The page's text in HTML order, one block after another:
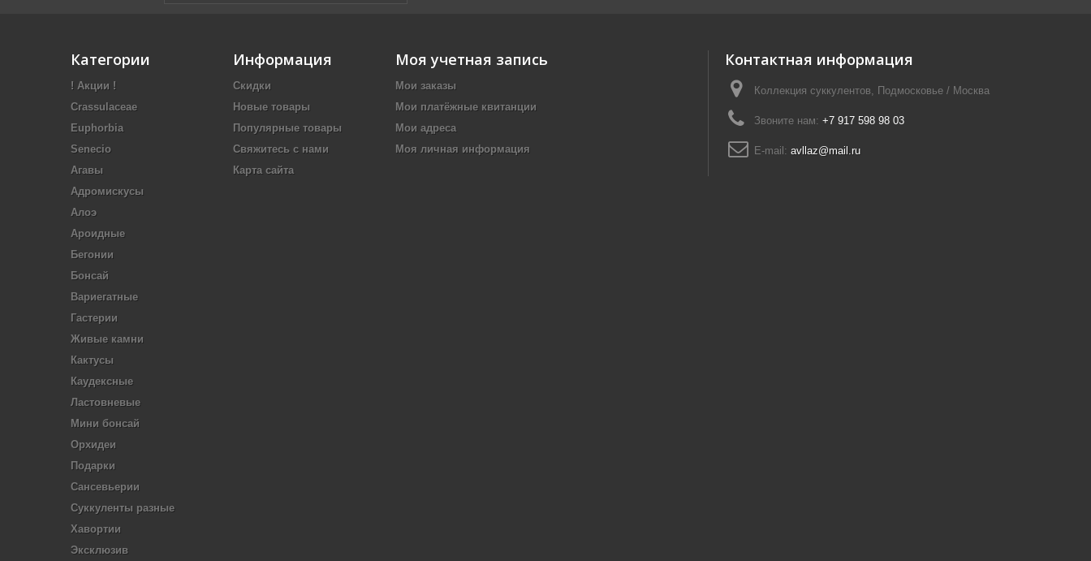
Категории
! Акции !
Crassulaceae
Euphorbia
Senecio
Агавы
Адромискусы
Алоэ
Ароидные
Бегонии
Бонсай
Вариегатные
Гастерии
Живые камни
Кактусы
Каудексные
Ластовневые
Мини бонсай
Орхидеи
Подарки
Сансевьерии
Суккуленты разные
Хавортии
Эксклюзив
Информация
Скидки
Новые товары
Популярные товары
Свяжитесь с нами
Карта сайта
Моя учетная запись
Мои заказы
Мои платёжные квитанции
Мои адреса
Моя личная информация
Контактная информация
Коллекция суккулентов, Подмосковье / Москва
Звоните нам: +7 917 598 98 03
E-mail: avllaz@mail.ru